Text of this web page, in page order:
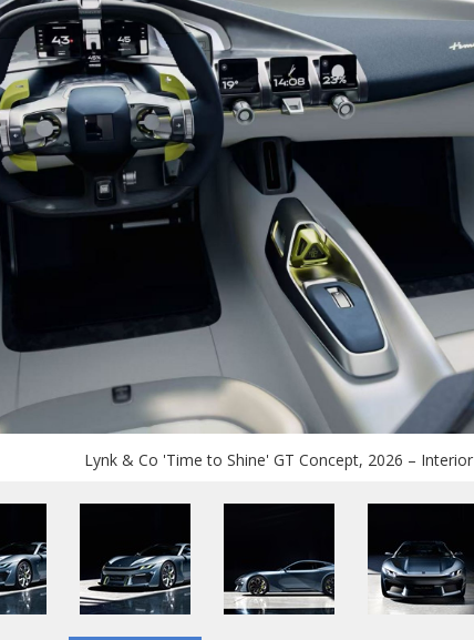
Lynk & Co 'Time to Shine' GT Concept, 2026 – Interior